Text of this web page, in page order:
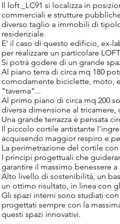
Il loft _LC91 si localizza in
commerciali e strutture
diverso taglio a immobili di
residenziale.
E' il caso di questo edificio, ex-
per realizzare un particolare
Si potrà godere di un grande
Al piano terra di circa mq 180
comodamente biciclette, moto,
"taverna"...
Al primo piano di circa mq 200
diversa dimensione al
Una grande terrazza è pensata
Il piccolo cortile antistante
acquisendo maggior respiro e
La perimetrazione del cortile
I principi progettuali che
garantire il massimo benessere
Alto livello di sostenibilità, un
un ottimo risultato, in linea con
Gli spazi interni sono studiati
progettati sempre con la
questi spazi innovativi.